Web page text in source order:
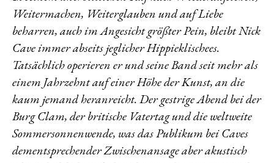
Weitermachen, Weiterglauben und auf Liebe
beharren, auch im Angesicht größter Pein, bleibt Nick
Cave immer abseits jeglicher Hippieklischees.
Tatsächlich operieren er und seine Band seit mehr als
einem Jahrzehnt auf einer Höhe der Kunst, an die
kaum jemand heranreicht. Der gestrige Abend bei der
Burg Clam, der britische Vatertag und die weltweite
Sommersonnenwende, was das Publikum bei Caves
dementsprechender Zwischenansage aber akustisch